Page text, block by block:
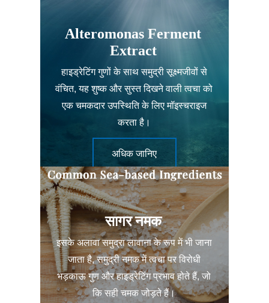
Alteromonas Ferment
Extract
हाइड्रेटिंग गुणों के साथ समुद्री सूक्ष्मजीवों से
वंचित, यह शुष्क और सुस्त दिखने वाली त्वचा को
एक चमकदार उपस्थिति के लिए मॉइस्चराइज
करता है।
अधिक जानिए
सागर नमक
इसके अलावा समुद्रा लावाना के रूप में भी जाना
जाता है, समुद्री नमक में त्वचा पर विरोधी
भड़काऊ गुण और हाइड्रेटिंग प्रभाव होते हैं, जो
कि सही चमक जोड़ते हैं।